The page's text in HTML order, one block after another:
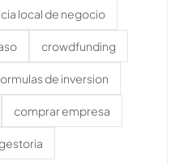
local de negocio
crowdfunding
de inversion
comprar empresa
gestoria